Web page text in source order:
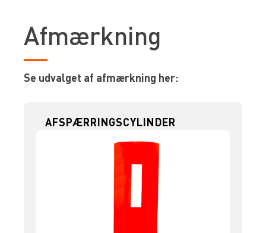
Afmærkning
Se udvalget af afmærkning her:
AFSPÆRRINGSCYLINDER